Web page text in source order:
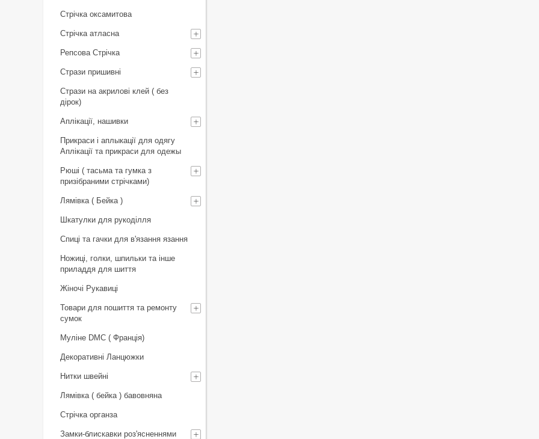
Стрічка оксамитова
Стрічка атласна
Репсова Стрічка
Стрази пришивні
Стрази на акрилові клей ( без
дірок)
Аплікації, нашивки
Прикраси і аплыкації для одягу
Аплікації та прикраси для одежы
Рюші ( тасьма та гумка з
призібраними стрічками)
Лямівка ( Бейка )
Шкатулки для рукоділля
Спиці та гачки для в'язання язання
Ножиці, голки, шпильки та інше
приладдя для шиття
Жіночі Рукавиці
Товари для пошиття та ремонту
сумок
Муліне DMC ( Франція)
Декоративні Ланцюжки
Нитки швейні
Лямівка ( бейка ) бавовняна
Стрічка органза
Замки-блискавки роз'ясненнями